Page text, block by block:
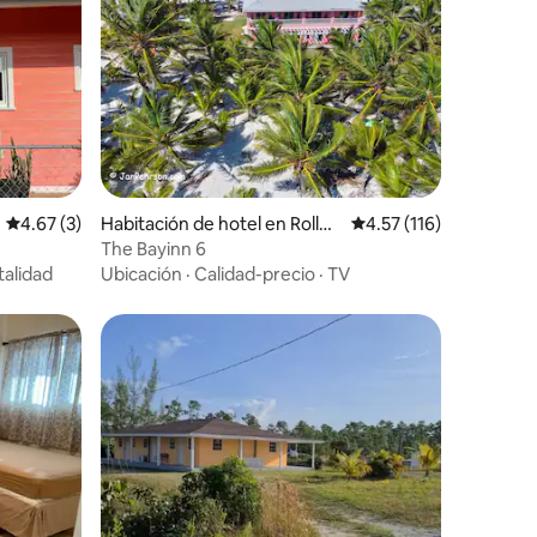
Calificación promedio: 4.67 de 5, 3 reseñas
4.67 (3)
Habitación de hotel en Rollev
ille
Calificación promedio:
4.57 (116)
The Bayinn 6
Ubicación · Calidad-precio · TV